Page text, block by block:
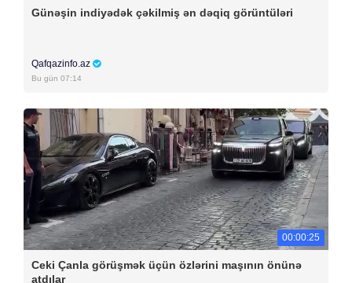
Günəşin indiyədək çəkilmiş ən dəqiq görüntüləri
Qafqazinfo.az
Bu gün 07:14
00:00:25
Ceki Çanla görüşmək üçün özlərini maşının önünə
atdılar